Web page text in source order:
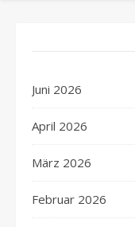
Juni 2026
April 2026
März 2026
Februar 2026